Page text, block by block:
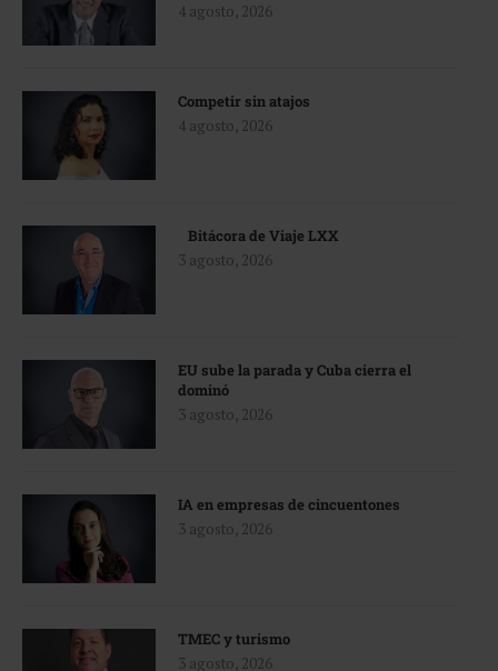
4 agosto, 2026
Competir sin atajos
4 agosto, 2026
Bitácora de Viaje LXX
3 agosto, 2026
EU sube la parada y Cuba cierra el
dominó
3 agosto, 2026
IA en empresas de cincuentones
3 agosto, 2026
TMEC y turismo
3 agosto, 2026